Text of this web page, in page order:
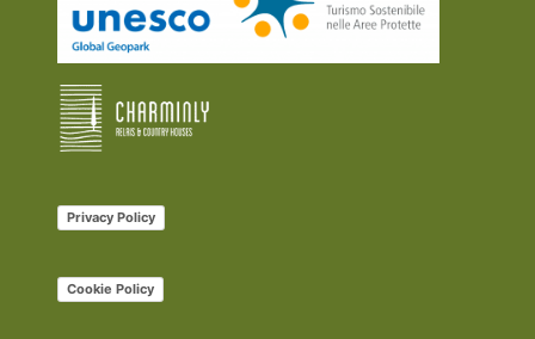
Privacy Policy
Cookie Policy